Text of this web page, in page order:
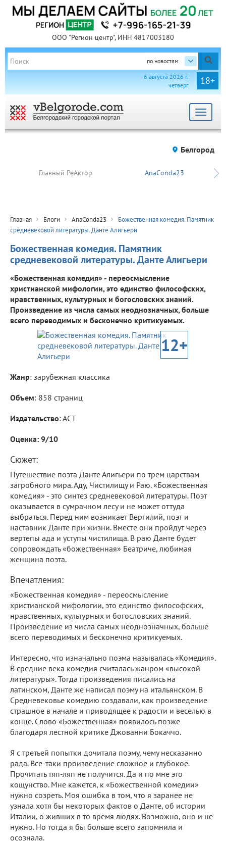
ООО "Регион центр", ИНН 4817003180
по новостям
18+
6 августа 2026 г.
четверг
Toggle
Белгород
Главный РеАктор AnaConda23
Главная Блоги AnaConda23
Божественная комедия. Памятник
средневековой литературы. Данте Алигьери
Божественная комедия. Памятник
средневековой литературы. Данте Алигьери
«Божественная комедия» - переосмысление
христианской мифологии, это единство философских,
нравственных, культурных и богословских знаний.
Произведение из числа самых неоднозначных, больше
всего переводимых и бесконечно критикуемых.
12+
Жанр: зарубежная классика
Объем: 858 страниц
Издательство: АСТ
Оценка: 9/10
Сюжет:
Путешествие поэта Данте Алигьери по трем царствам
загробного мира. Аду, Чистилищу и Раю. «Божественная
комедия» - это синтез средневековой литературы. Поэт
оказывается в сумрачном лесу и не может оттуда
выбраться. Перед ним возникает Вергилий, поэт и
наставник Данте при жизни. Вместе они пройдут через
вертепы ада и уступы чистилища. В раю Данте будет
сопровождать «божественная» Беатриче, любимая
женщина поэта.
Впечатления:
«Божественная комедия» - переосмысление
христианской мифологии, это единство философских,
нравственных, культурных и богословских знаний.
Произведение из числа самых неоднозначных, больше
всего переводимых и бесконечно критикуемых.
Интересно, что изначально поэма называлась «Комедия».
В средние века комедия считалась жанром «высокой
литературы». Тогда произведения писались на
латинском, Данте же написал поэму на итальянском. В
Средневековье комедию создавали, как произведение
страшное в начале и приводящее к радости и веселью в
конце. Слово «Божественная» появилось позже
благодаря лестной критике Джованни Бокаччо.
Я с третьей попытки дочитала поэму, чему несказанно
рада. Все-таки произведение сложное и глубокое.
Прочитать тяп-ляп не получится. Да и по мне это
кощунство. Мне кажется, к «Божественной комедии»
нужно созреть. Моя ошибка в том, что я заранее не
узнала хотя бы некоторых фактов о Данте, об истории
Италии, о живших в то время людях. Возможно, оно и не
нужно. Но тогда я бы больше всего запомнила и
осознала.